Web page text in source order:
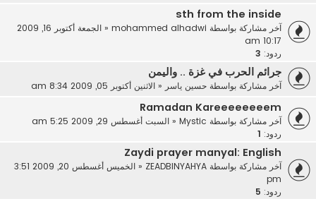
sth from the inside
آخر مشاركة بواسطة mohammed alhadwi
«
الجمعة أكتوبر 16, 2009
10:17 am
ردود: 3
جرائم الحرب في غزة .. واليمن
آخر مشاركة بواسطة حسين ياسر« الاثنين أكتوبر 05, 2009 8:34 am
Ramadan Kareeeeeeeem
آخر مشاركة بواسطة Mystic
« السبت أغسطس 29, 2009 5:25 am
ردود:
Zaydi prayer manyal: English
آخر مشاركة بواسطة ZEADBINYAHYA
«
الخميس أغسطس 20, 2009 3:51
pm
ردود: 5